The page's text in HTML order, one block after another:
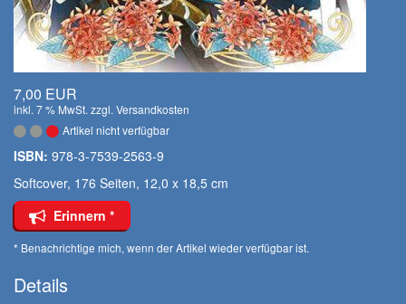
7,00 EUR
inkl. 7 % MwSt. zzgl. Versandkosten
Artikel nicht verfügbar
ISBN: 978-3-7539-2563-9
Softcover, 176 Seiten, 12,0 x 18,5 cm
Erinnern *
* Benachrichtige mich, wenn der Artikel wieder verfügbar ist.
Details